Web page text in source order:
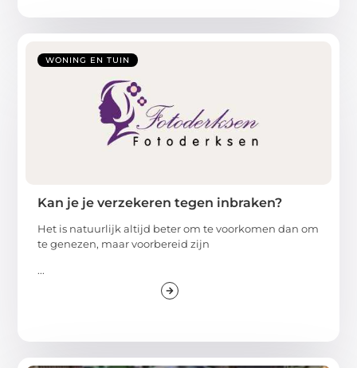
WONING EN TUIN
Kan je je verzekeren tegen inbraken?
Het is natuurlijk altijd beter om te voorkomen dan om
te genezen, maar voorbereid zijn
...